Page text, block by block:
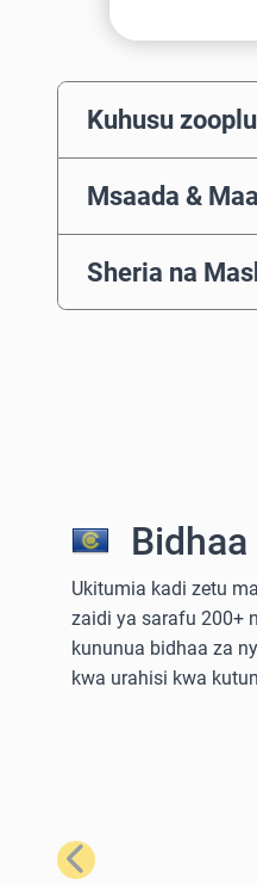
Kuhusu
Msaada &
Sheria na
Ukitumia kadi zetu
zaidi ya sarafu 200+
kununua bidhaa za
kwa urahisi kwa
Iliyopita